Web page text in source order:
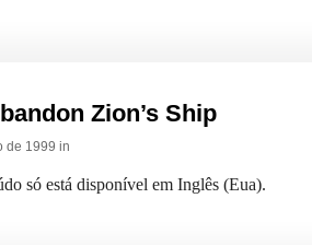
Zion’s Ship
de 1999 in
só está disponível em Inglês (Eua).